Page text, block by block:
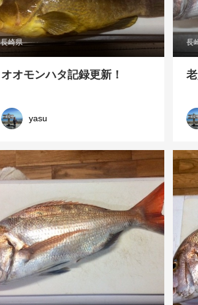
長崎県
オオモンハタ記録更新！
yasu
長